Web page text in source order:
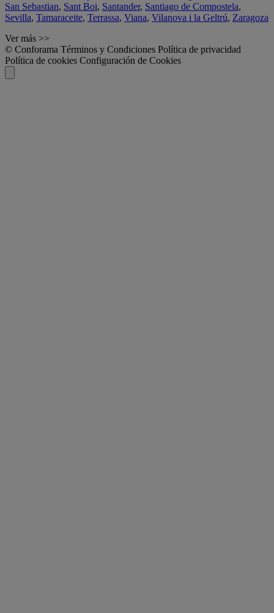
San Sebastian, Sant Boi, Santander, Santiago de Compostela,
Sevilla, Tamaraceite, Terrassa, Viana, Vilanova i la Geltrú, Zaragoza
Ver más >>
© Conforama Términos y Condiciones Política de privacidad
Política de cookies Configuración de Cookies